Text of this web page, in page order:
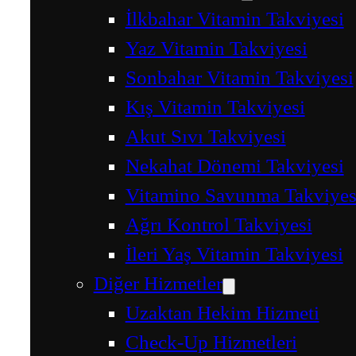
İlkbahar Vitamin Takviyesi
Yaz Vitamin Takviyesi
Sonbahar Vitamin Takviyesi
Kış Vitamin Takviyesi
Akut Sıvı Takviyesi
Nekahat Dönemi Takviyesi
Vitamino Savunma
Ağrı Kontrol Takviyesi
İleri Yaş Vitamin Takviyesi
Diğer Hizmetler
Uzaktan Hekim Hizmeti
Check-Up Hizmetleri